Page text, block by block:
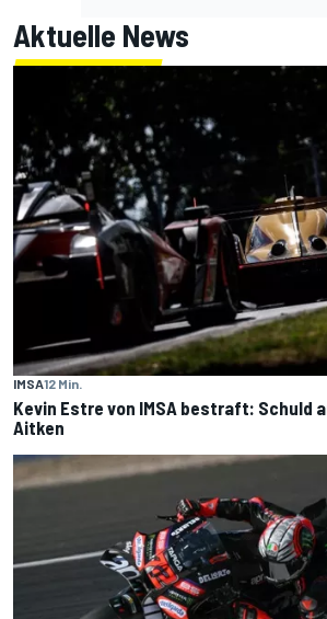
Aktuelle News
IMSA12 Min.
Kevin Estre von IMSA bestraft: Schuld
Aitken